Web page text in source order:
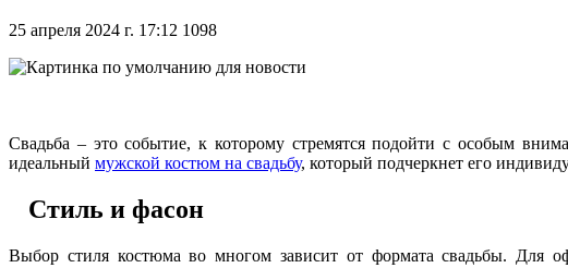
25 апреля 2024 г. 17:12 1098
Свадьба – это событие, к которому стремятся подойти с особым
идеальный мужской костюм на свадьбу, который подчеркнет его
Стиль и фасон
Выбор стиля костюма во многом зависит от формата свадьбы. Для